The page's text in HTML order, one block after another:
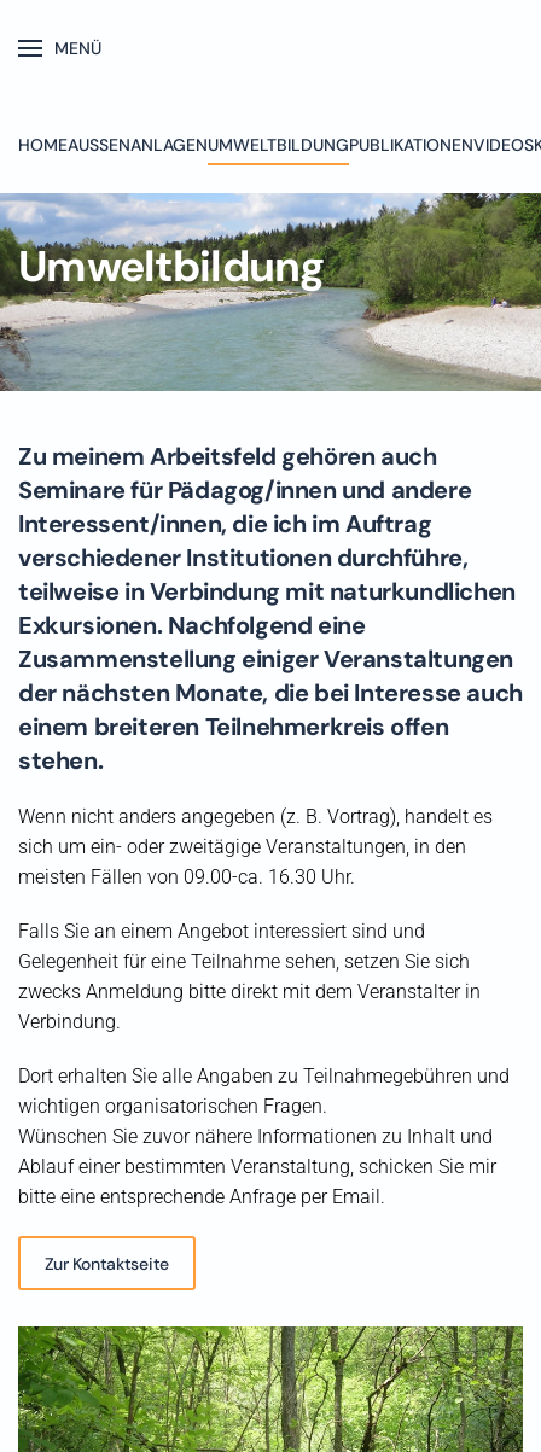
MENÜ
HOMEAUSSENANLAGENUMWELTBILDUNGPUBLIKATIONENVIDEOS
Umweltbildung
Zu meinem Arbeitsfeld gehören auch
Seminare für Pädagog/innen und andere
Interessent/innen, die ich im Auftrag
verschiedener Institutionen durchführe,
teilweise in Verbindung mit naturkundlichen
Exkursionen. Nachfolgend eine
Zusammenstellung einiger Veranstaltungen
der nächsten Monate, die bei Interesse auch
einem breiteren Teilnehmerkreis offen
stehen.
Wenn nicht anders angegeben (z. B. Vortrag), handelt es
sich um ein- oder zweitägige Veranstaltungen, in den
meisten Fällen von 09.00-ca. 16.30 Uhr.
Falls Sie an einem Angebot interessiert sind und
Gelegenheit für eine Teilnahme sehen, setzen Sie sich
zwecks Anmeldung bitte direkt mit dem Veranstalter in
Verbindung.
Dort erhalten Sie alle Angaben zu Teilnahmegebühren und
wichtigen organisatorischen Fragen.
Wünschen Sie zuvor nähere Informationen zu Inhalt und
Ablauf einer bestimmten Veranstaltung, schicken Sie mir
bitte eine entsprechende Anfrage per Email.
Zur Kontaktseite